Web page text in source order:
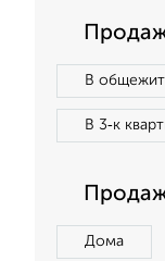
В
В 3‑к
Дома